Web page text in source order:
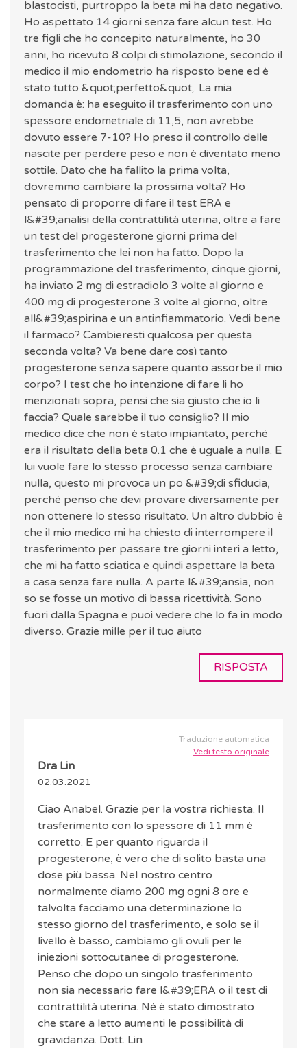
blastocisti, purtroppo la beta mi ha dato negativo.
Ho aspettato 14 giorni senza fare alcun test. Ho
tre figli che ho concepito naturalmente, ho 30
anni, ho ricevuto 8 colpi di stimolazione, secondo il
medico il mio endometrio ha risposto bene ed è
stato tutto &quot;perfetto&quot;. La mia
domanda è: ha eseguito il trasferimento con uno
spessore endometriale di 11,5, non avrebbe
dovuto essere 7-10? Ho preso il controllo delle
nascite per perdere peso e non è diventato meno
sottile. Dato che ha fallito la prima volta,
dovremmo cambiare la prossima volta? Ho
pensato di proporre di fare il test ERA e
l&#39;analisi della contrattilità uterina, oltre a fare
un test del progesterone giorni prima del
trasferimento che lei non ha fatto. Dopo la
programmazione del trasferimento, cinque giorni,
ha inviato 2 mg di estradiolo 3 volte al giorno e
400 mg di progesterone 3 volte al giorno, oltre
all&#39;aspirina e un antinfiammatorio. Vedi bene
il farmaco? Cambieresti qualcosa per questa
seconda volta? Va bene dare così tanto
progesterone senza sapere quanto assorbe il mio
corpo? I test che ho intenzione di fare li ho
menzionati sopra, pensi che sia giusto che io li
faccia? Quale sarebbe il tuo consiglio? Il mio
medico dice che non è stato impiantato, perché
era il risultato della beta 0.1 che è uguale a nulla. E
lui vuole fare lo stesso processo senza cambiare
nulla, questo mi provoca un po &#39;di sfiducia,
perché penso che devi provare diversamente per
non ottenere lo stesso risultato. Un altro dubbio è
che il mio medico mi ha chiesto di interrompere il
trasferimento per passare tre giorni interi a letto,
che mi ha fatto sciatica e quindi aspettare la beta
a casa senza fare nulla. A parte l&#39;ansia, non
so se fosse un motivo di bassa ricettività. Sono
fuori dalla Spagna e puoi vedere che lo fa in modo
diverso. Grazie mille per il tuo aiuto
RISPOSTA
Traduzione automatica
Vedi testo originale
Dra Lin
02.03.2021
Ciao Anabel. Grazie per la vostra richiesta. Il
trasferimento con lo spessore di 11 mm è
corretto. E per quanto riguarda il
progesterone, è vero che di solito basta una
dose più bassa. Nel nostro centro
normalmente diamo 200 mg ogni 8 ore e
talvolta facciamo una determinazione lo
stesso giorno del trasferimento, e solo se il
livello è basso, cambiamo gli ovuli per le
iniezioni sottocutanee di progesterone.
Penso che dopo un singolo trasferimento
non sia necessario fare l&#39;ERA o il test di
contrattilità uterina. Né è stato dimostrato
che stare a letto aumenti le possibilità di
gravidanza. Dott. Lin